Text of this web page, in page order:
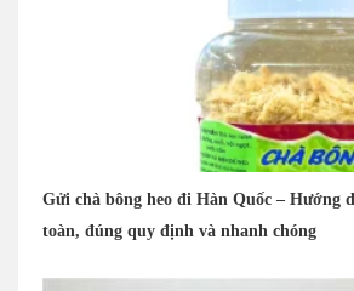
Gửi chà bông heo đi Hàn Quốc – Hướng
toàn, đúng quy định và nhanh chóng